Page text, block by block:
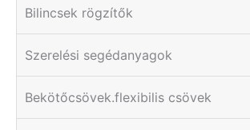
Bilincsek rögzítők
Szerelési segédanyagok
Bekötőcsövek.flexibilis csövek